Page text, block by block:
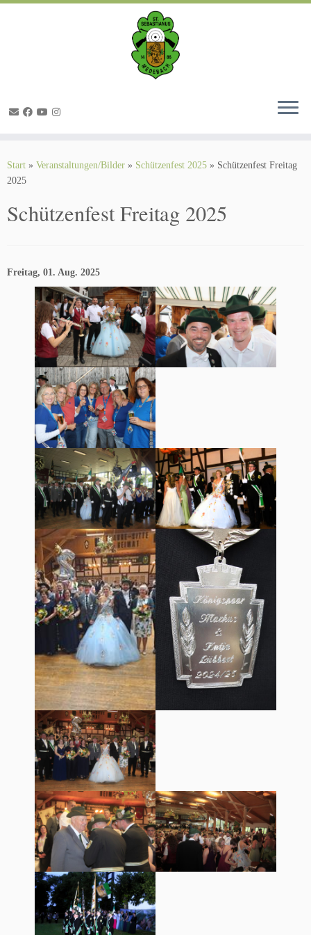
Zum
Start » Veranstaltungen/Bilder » Schützenfest 2025 » Schützenfest Freitag
2025
Schützenfest Freitag 2025
Freitag, 01. Aug. 2025